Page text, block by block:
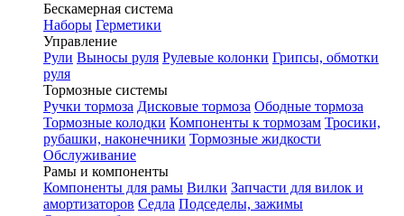
Бескамерная система
Наборы Герметики
Управление
Рули Выносы руля Рулевые колонки Грипсы, обмотки
руля
Тормозные системы
Ручки тормоза Дисковые тормоза Ободные тормоза
Тормозные колодки Компоненты к тормозам Тросики,
рубашки, наконечники Тормозные жидкости
Обслуживание
Рамы и компоненты
Компоненты для рамы Вилки Запчасти для вилок и
амортизаторов Седла Подседелы, зажимы